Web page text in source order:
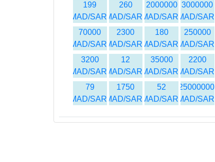
3000000
MAD/SAR
2000000
MAD/SAR
260
MAD/SAR
199
MAD/SAR
250000
MAD/SAR
180
MAD/SAR
2300
MAD/SAR
70000
MAD/SAR
2200
MAD/SAR
35000
MAD/SAR
12
MAD/SAR
3200
MAD/SAR
25000000
MAD/SAR
52
MAD/SAR
1750
MAD/SAR
79
MAD/SAR